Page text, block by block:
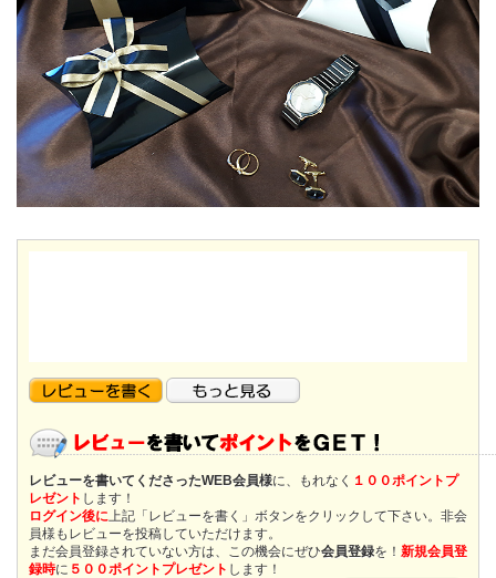
レビューを書いてくださったWEB会員様に、もれなく １００ポイントプ
レゼント します！
ログイン後に 上記「レビューを書く」ボタンをクリックして下さい。非会
員様もレビューを投稿していただけます。
まだ会員登録されていない方は、この機会にぜひ会員登録を！ 新規会員登
録時に ５００ポイントプレゼント します！